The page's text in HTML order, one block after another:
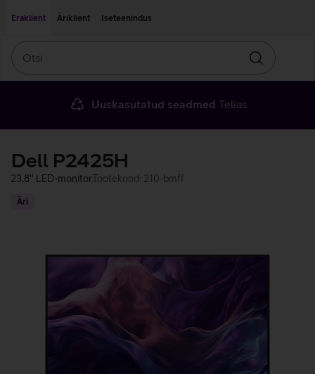
Eraklient
Äriklient Iseteenindus
Otsin
Uuskasutatud seadmed Telias
Dell P2425H
23,8'' LED-monitorTootekood: 210-bmff
Äri